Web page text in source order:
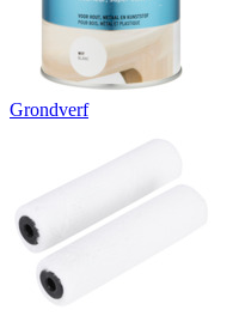
Grondverf